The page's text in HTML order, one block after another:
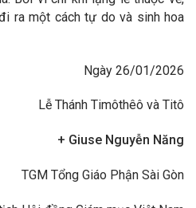
ra một cách tự do và sinh hoa
Ngày 26/01/2026
Lễ Thánh Timôthêô và Titô
+ Giuse Nguyễn Năng
TGM Tổng Giáo Phận Sài Gòn